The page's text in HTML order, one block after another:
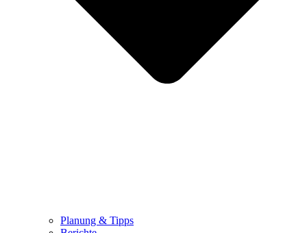
Planung & Tipps